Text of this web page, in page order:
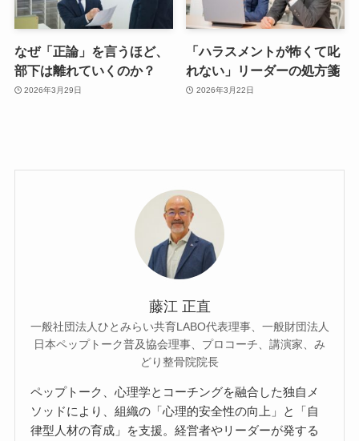
なぜ「正論」を言うほど、
部下は離れていくのか？
2026年3月29日
「ハラスメントが怖くて叱
れない」リーダーの処方箋
2026年3月22日
藤江 正直
一般社団法人ひとみらい共育LABO代表理事、一般財団法人
日本ペップトーク普及協会理事、プロコーチ、講演家、み
どり整骨院院長
ペップトーク、心理学とコーチングを融合した独自メ
ソッドにより、組織の「心理的安全性の向上」と「自
律型人材の育成」を支援。経営者やリーダーが発する